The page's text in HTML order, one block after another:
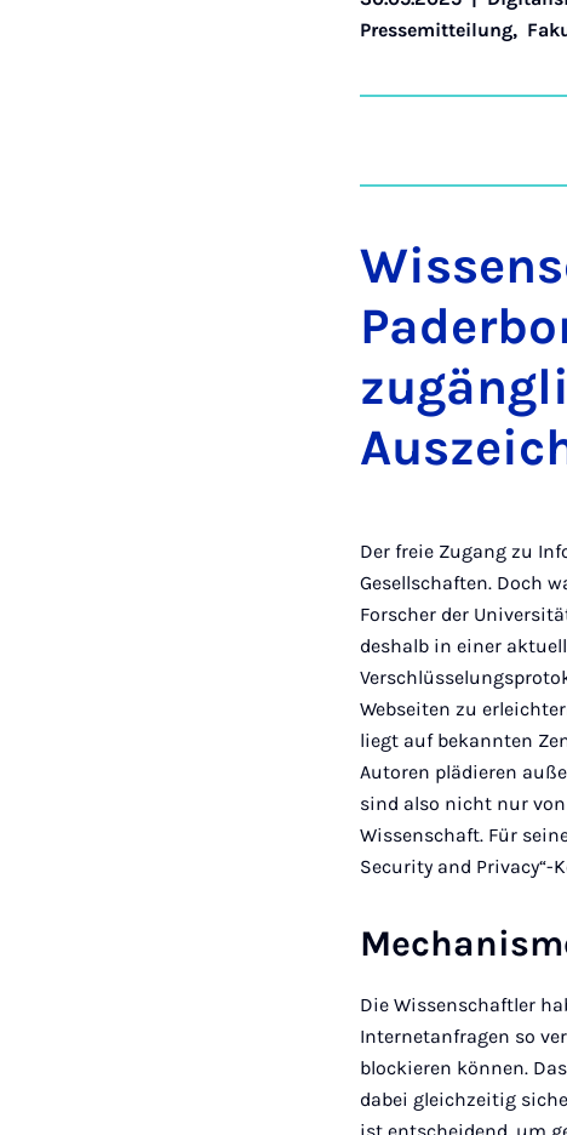
Pressemitteilung,
Der freie Zugang zu
Gesellschaften. Doch
Forscher der
deshalb in einer
Webseiten zu
liegt auf bekannten
Autoren plädieren
sind also nicht nur
Wissenschaft. Für
Security and Privacy“-
Die Wissenschaftler
Internetanfragen so
blockieren können.
dabei gleichzeitig